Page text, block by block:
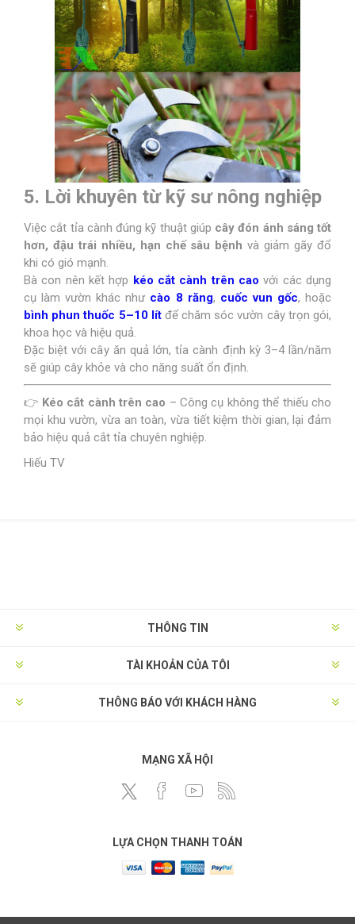
5. Lời khuyên từ kỹ sư nông nghiệp
Việc cắt tỉa cành đúng kỹ thuật giúp cây đón ánh sáng tốt
hơn, đậu trái nhiều, hạn chế sâu bệnh và giảm gãy đổ
khi có gió mạnh.
Bà con nên kết hợp kéo cắt cành trên cao với các dụng
cụ làm vườn khác như cào 8 răng, cuốc vun gốc, hoặc
bình phun thuốc 5–10 lít để chăm sóc vườn cây trọn gói,
khoa học và hiệu quả.
Đặc biệt với cây ăn quả lớn, tỉa cành định kỳ 3–4 lần/năm
sẽ giúp cây khỏe và cho năng suất ổn định.
👉 Kéo cắt cành trên cao – Công cụ không thể thiếu cho
mọi khu vườn, vừa an toàn, vừa tiết kiệm thời gian, lại đảm
bảo hiệu quả cắt tỉa chuyên nghiệp.
Hiếu TV
THÔNG TIN
TÀI KHOẢN CỦA TÔI
THÔNG BÁO VỚI KHÁCH HÀNG
MẠNG XÃ HỘI
LỰA CHỌN THANH TOÁN